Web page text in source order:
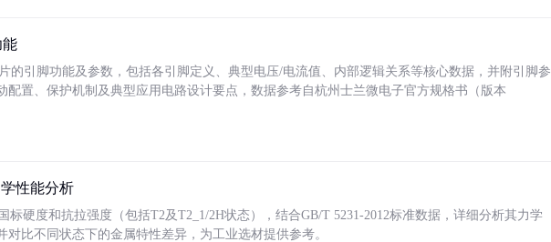
能
的引脚功能及参数，包括各引脚定义、典型电压/电流值、内部逻辑关系等核心数据，并附引脚参
配置、保护机制及典型应用电路设计要点，数据参考自杭州士兰微电子官方规格书（版本
性能分析
标硬度和抗拉强度（包括T2及T2_1/2H状态），结合GB/T 5231-2012标准数据，详细分析其力学
对比不同状态下的金属特性差异，为工业选材提供参考。